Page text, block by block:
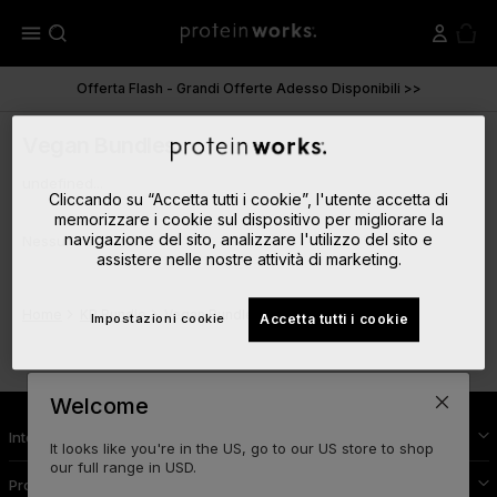
menu
Offerta Flash - Grandi Offerte Adesso Disponibili >>
Vegan Bundles
Nessun risultato
KR Bundle Vegan Bundles
Integrazione Protein Works
Protein Works Spacca!
Cliccando su “Accetta tutti i cookie”, l'utente accetta di
memorizzare i cookie sul dispositivo per migliorare la
navigazione del sito, analizzare l'utilizzo del sito e
assistere nelle nostre attività di marketing.
Accetta tutti i cookie
Impostazioni cookie
Welcome
It looks like you're in the US, go to our US store to shop
our full range in USD.